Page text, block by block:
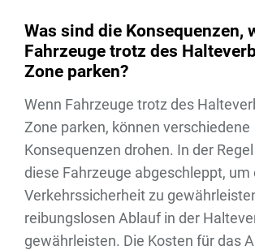
Was sind die Konsequenzen,
Fahrzeuge trotz des
Zone parken?
Wenn Fahrzeuge trotz des
Zone parken, können verschiedene
Konsequenzen drohen. In der
diese Fahrzeuge abgeschleppt, um
Verkehrssicherheit zu
reibungslosen Ablauf in der
gewährleisten. Die Kosten für das